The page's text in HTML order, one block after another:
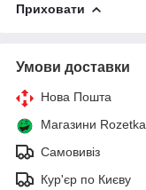
Приховати
Умови доставки
Нова Пошта
Магазини Rozetka
Самовивіз
Кур'єр по Києву